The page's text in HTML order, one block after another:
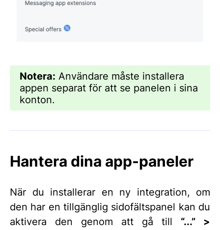
Notera: Användare måste installera
appen separat för att se panelen i sina
konton.
Hantera dina app-paneler
När du installerar en ny integration, om
den har en tillgänglig sidofältspanel kan du
aktivera den genom att gå till “...” >